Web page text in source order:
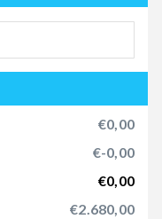
€0,00
€-0,00
€0,00
€2.680,00